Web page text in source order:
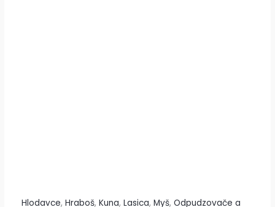
Hlodavce, Hraboš, Kuna, Lasica, Myš, Odpudzovače a